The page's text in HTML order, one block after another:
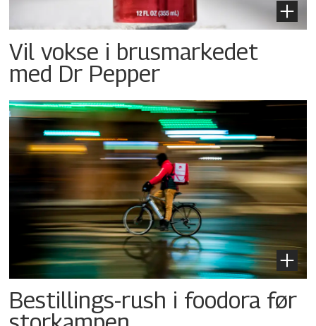
Vil vokse i brusmarkedet
med Dr Pepper
Bestillings-rush i foodora før